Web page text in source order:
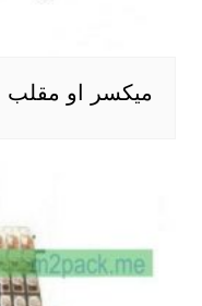
ميكسر او مقلب